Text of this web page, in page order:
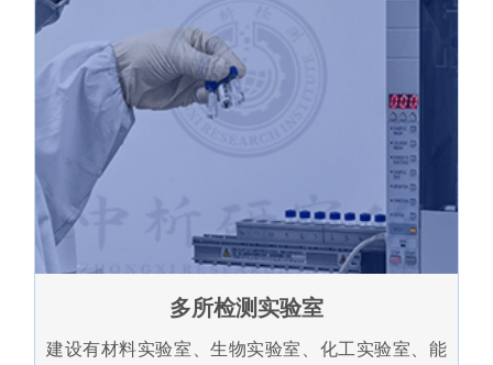
多所检测实验室
建设有材料实验室、生物实验室、化工实验室、能